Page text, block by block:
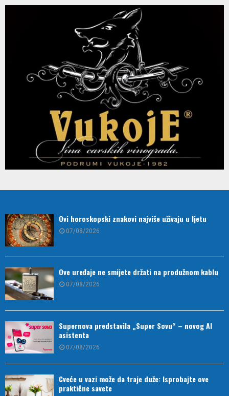
Ovi horoskopski znakovi najviše uživaju u ljetu
07/08/2026
Ove uređaje ne smijete držati na produžnom kablu
07/08/2026
Supernova predstavila „Super Sovu“ – novog AI
asistenta
07/08/2026
Cveće u vazi može da traje duže: Isprobajte ove
praktične savete